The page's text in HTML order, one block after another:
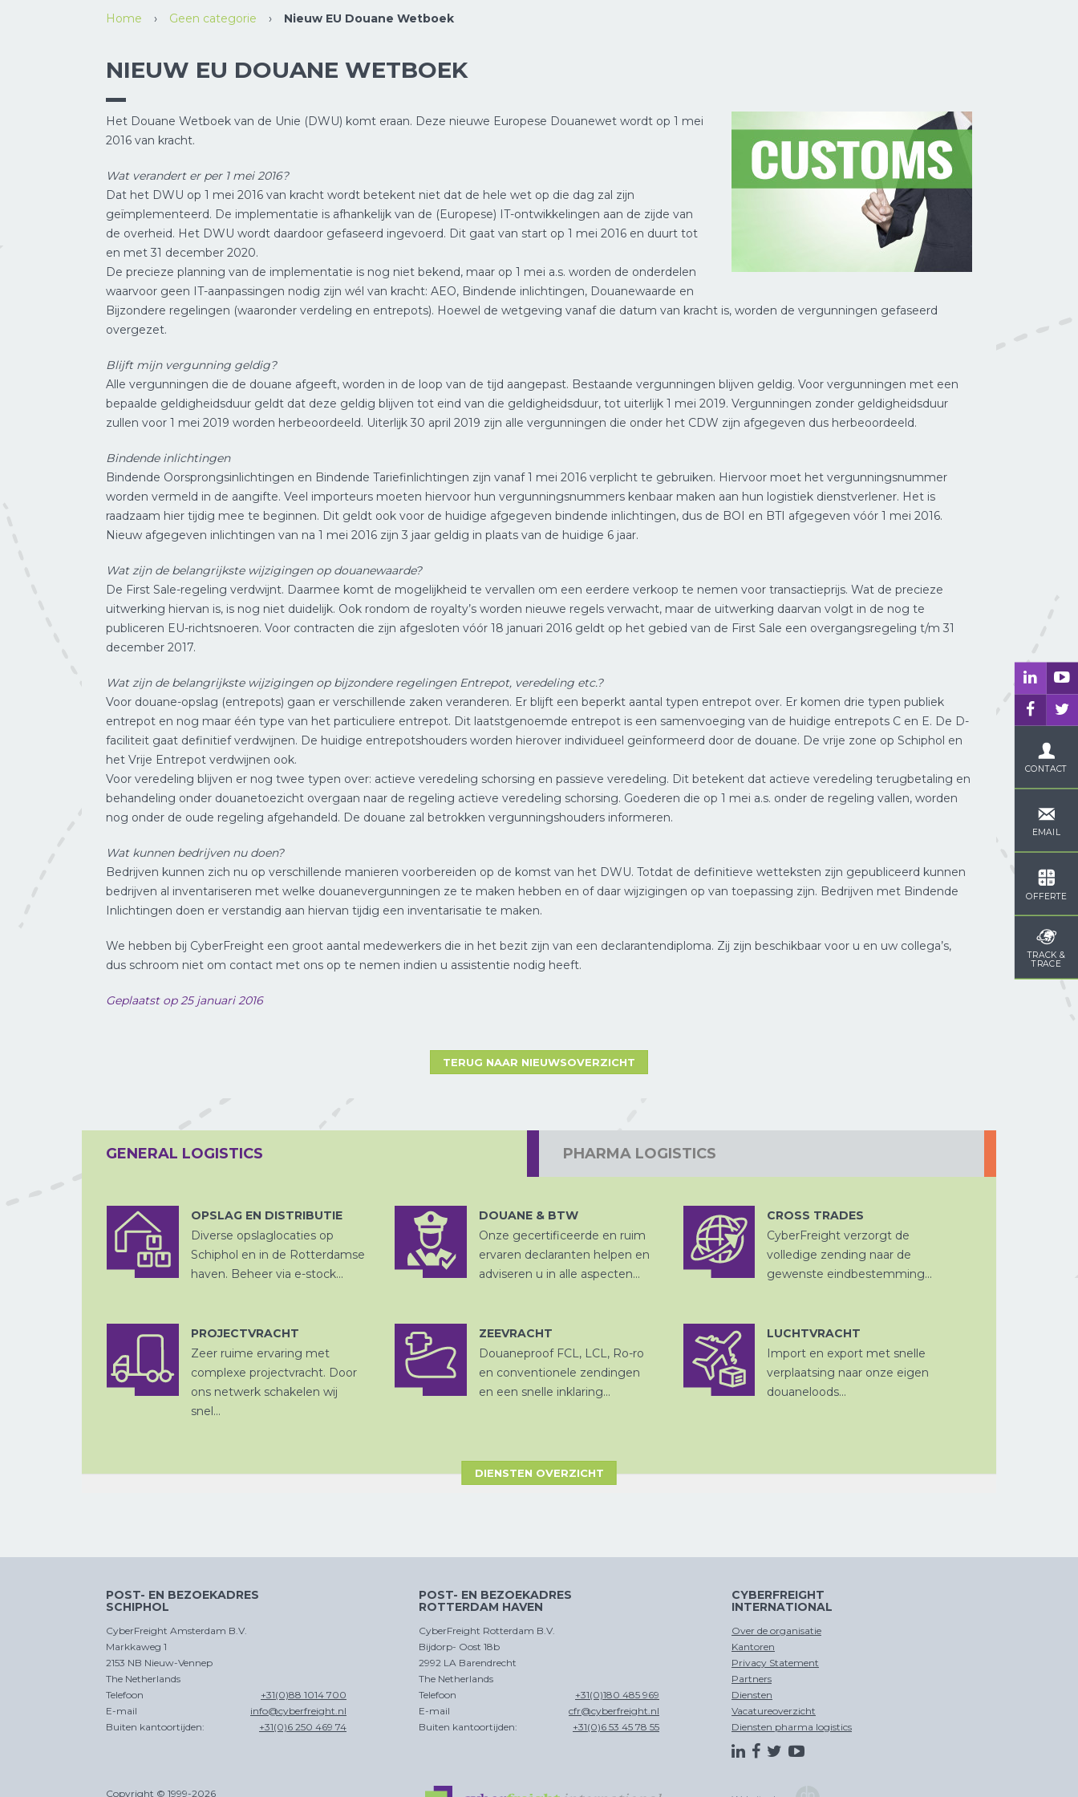
CONTACT
EMAIL
OFFERTE
TRACK &
TRACE
Home › Geen categorie › Nieuw EU Douane Wetboek
NIEUW EU DOUANE WETBOEK
Het Douane Wetboek van de Unie (DWU) komt eraan. Deze nieuwe Europese Douanewet wordt op 1 mei
2016 van kracht.
Wat verandert er per 1 mei 2016?
Dat het DWU op 1 mei 2016 van kracht wordt betekent niet dat de hele wet op die dag zal zijn
geïmplementeerd. De implementatie is afhankelijk van de (Europese) IT-ontwikkelingen aan de zijde van
de overheid. Het DWU wordt daardoor gefaseerd ingevoerd. Dit gaat van start op 1 mei 2016 en duurt tot
en met 31 december 2020.
De precieze planning van de implementatie is nog niet bekend, maar op 1 mei a.s. worden de onderdelen
waarvoor geen IT-aanpassingen nodig zijn wél van kracht: AEO, Bindende inlichtingen, Douanewaarde en
Bijzondere regelingen (waaronder verdeling en entrepots). Hoewel de wetgeving vanaf die datum van kracht is, worden de vergunningen gefaseerd
overgezet.
Blijft mijn vergunning geldig?
Alle vergunningen die de douane afgeeft, worden in de loop van de tijd aangepast. Bestaande vergunningen blijven geldig. Voor vergunningen met een
bepaalde geldigheidsduur geldt dat deze geldig blijven tot eind van die geldigheidsduur, tot uiterlijk 1 mei 2019. Vergunningen zonder geldigheidsduur
zullen voor 1 mei 2019 worden herbeoordeeld. Uiterlijk 30 april 2019 zijn alle vergunningen die onder het CDW zijn afgegeven dus herbeoordeeld.
Bindende inlichtingen
Bindende Oorsprongsinlichtingen en Bindende Tariefinlichtingen zijn vanaf 1 mei 2016 verplicht te gebruiken. Hiervoor moet het vergunningsnummer
worden vermeld in de aangifte. Veel importeurs moeten hiervoor hun vergunningsnummers kenbaar maken aan hun logistiek dienstverlener. Het is
raadzaam hier tijdig mee te beginnen. Dit geldt ook voor de huidige afgegeven bindende inlichtingen, dus de BOI en BTI afgegeven vóór 1 mei 2016.
Nieuw afgegeven inlichtingen van na 1 mei 2016 zijn 3 jaar geldig in plaats van de huidige 6 jaar.
Wat zijn de belangrijkste wijzigingen op douanewaarde?
De First Sale-regeling verdwijnt. Daarmee komt de mogelijkheid te vervallen om een eerdere verkoop te nemen voor transactieprijs. Wat de precieze
uitwerking hiervan is, is nog niet duidelijk. Ook rondom de royalty’s worden nieuwe regels verwacht, maar de uitwerking daarvan volgt in de nog te
publiceren EU-richtsnoeren. Voor contracten die zijn afgesloten vóór 18 januari 2016 geldt op het gebied van de First Sale een overgangsregeling t/m 31
december 2017.
Wat zijn de belangrijkste wijzigingen op bijzondere regelingen Entrepot, veredeling etc.?
Voor douane-opslag (entrepots) gaan er verschillende zaken veranderen. Er blijft een beperkt aantal typen entrepot over. Er komen drie typen publiek
entrepot en nog maar één type van het particuliere entrepot. Dit laatstgenoemde entrepot is een samenvoeging van de huidige entrepots C en E. De D-
faciliteit gaat definitief verdwijnen. De huidige entrepotshouders worden hierover individueel geïnformeerd door de douane. De vrije zone op Schiphol en
het Vrije Entrepot verdwijnen ook.
Voor veredeling blijven er nog twee typen over: actieve veredeling schorsing en passieve veredeling. Dit betekent dat actieve veredeling terugbetaling en
behandeling onder douanetoezicht overgaan naar de regeling actieve veredeling schorsing. Goederen die op 1 mei a.s. onder de regeling vallen, worden
nog onder de oude regeling afgehandeld. De douane zal betrokken vergunningshouders informeren.
Wat kunnen bedrijven nu doen?
Bedrijven kunnen zich nu op verschillende manieren voorbereiden op de komst van het DWU. Totdat de definitieve wetteksten zijn gepubliceerd kunnen
bedrijven al inventariseren met welke douanevergunningen ze te maken hebben en of daar wijzigingen op van toepassing zijn. Bedrijven met Bindende
Inlichtingen doen er verstandig aan hiervan tijdig een inventarisatie te maken.
We hebben bij CyberFreight een groot aantal medewerkers die in het bezit zijn van een declarantendiploma. Zij zijn beschikbaar voor u en uw collega’s,
dus schroom niet om contact met ons op te nemen indien u assistentie nodig heeft.
Geplaatst op 25 januari 2016
TERUG NAAR NIEUWSOVERZICHT
GENERAL LOGISTICS
OPSLAG EN DISTRIBUTIE
Diverse opslaglocaties op
Schiphol en in de Rotterdamse
haven. Beheer via e-stock...
DOUANE
ZEEVRACHT
CHINA
PER SPOOR
FISCALE
VERTEGENWOORDIGING
VERPAKKEN
DITSRIBUTIE
DOUANE & BTW
Onze gecertificeerde en ruim
ervaren declaranten helpen en
adviseren u in alle aspecten...
DOUANE
CROSS
CROSS TRADES
CyberFreight verzorgt de
volledige zending naar de
gewenste eindbestemming...
PROJECTVRACHT
Zeer ruime ervaring met
complexe projectvracht. Door
ons netwerk schakelen wij
snel...
DOUANE
AFHANDELING
LUCHTVRACHT
ZEEVRACHT
PROJECTVRACHT
CHINA
CROSS
TRADE
ZEEVRACHT
Douaneproof FCL, LCL, Ro-ro
en conventionele zendingen
en een snelle inklaring...
LUCHTVRACHT
CHINA
CROSS
LUCHTVRACHT
Import en export met snelle
verplaatsing naar onze eigen
douaneloods...
DIENSTEN OVERZICHT
PHARMA LOGISTICS
POST- EN BEZOEKADRES
SCHIPHOL
CyberFreight Amsterdam B.V.
Markkaweg 1
2153 NB Nieuw-Vennep
The Netherlands
Telefoon
+31(0)88 1014 700
E-mail
info@cyberfreight.nl
Buiten kantoortijden:
+31(0)6 250 469 74
POST- EN BEZOEKADRES
ROTTERDAM HAVEN
CyberFreight Rotterdam B.V.
Bijdorp- Oost 18b
2992 LA Barendrecht
The Netherlands
Telefoon
+31(0)180 485 969
E-mail
cfr@cyberfreight.nl
Buiten kantoortijden:
+31(0)6 53 45 78 55
CYBERFREIGHT
INTERNATIONAL
Over de organisatie
Kantoren
Privacy Statement
Partners
Diensten
Vacatureoverzicht
Diensten pharma logistics
Copyright © 1999-2026